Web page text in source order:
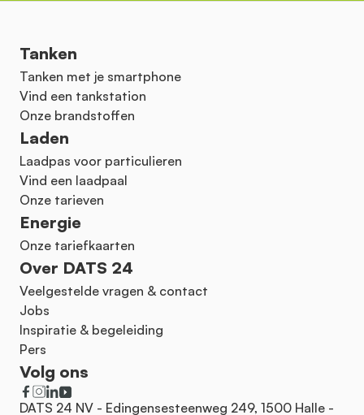
Tanken
Tanken met je smartphone
Vind een tankstation
Onze brandstoffen
Laden
Laadpas voor particulieren
Vind een laadpaal
Onze tarieven
Energie
Onze tariefkaarten
Over DATS 24
Veelgestelde vragen & contact
Jobs
Inspiratie & begeleiding
Pers
Volg ons
DATS 24 NV - Edingensesteenweg 249, 1500 Halle -